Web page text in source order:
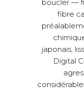
boucler —
fibre
japonais,
Digital